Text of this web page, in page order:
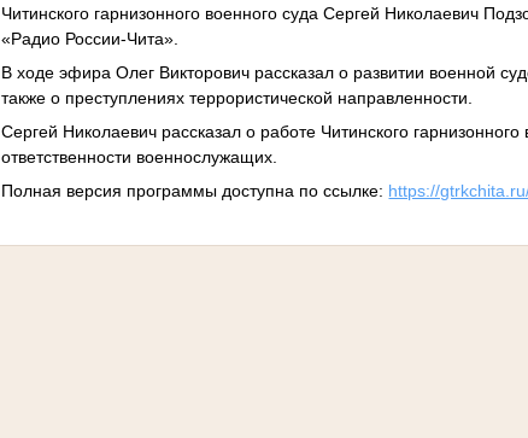
Читинского гарнизонного военного суда Сергей Николаевич
«Радио России-Чита».
В ходе эфира Олег Викторович рассказал о развитии военной
также о преступлениях террористической направленности.
Сергей Николаевич рассказал о работе Читинского
ответственности военнослужащих.
Полная версия программы доступна по ссылке: https://